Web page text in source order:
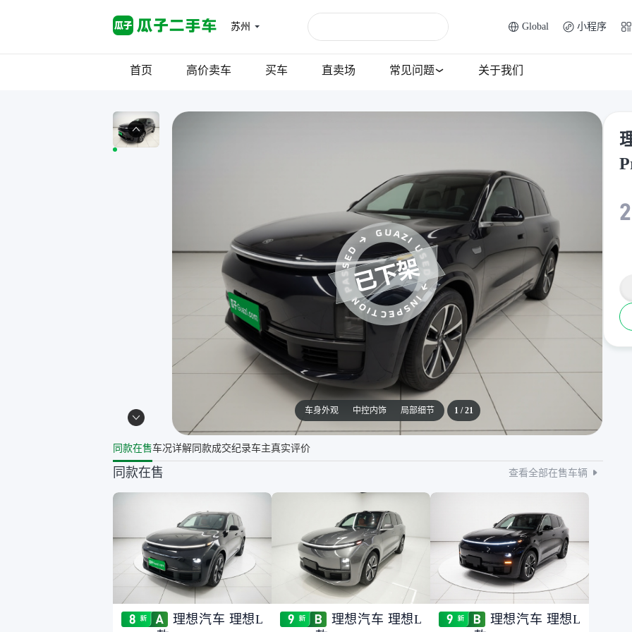
苏州 Global 小程序
首页 高价卖车 买车 直卖场 常见问题 关于我们
车身外观 中控内饰 局部细节 1/21
同款在售车况详解同款成交纪录车主真实评价
同款在售 查看全部在售车辆
理想汽车 理想L
理想汽车 理想L
理想汽车 理想L